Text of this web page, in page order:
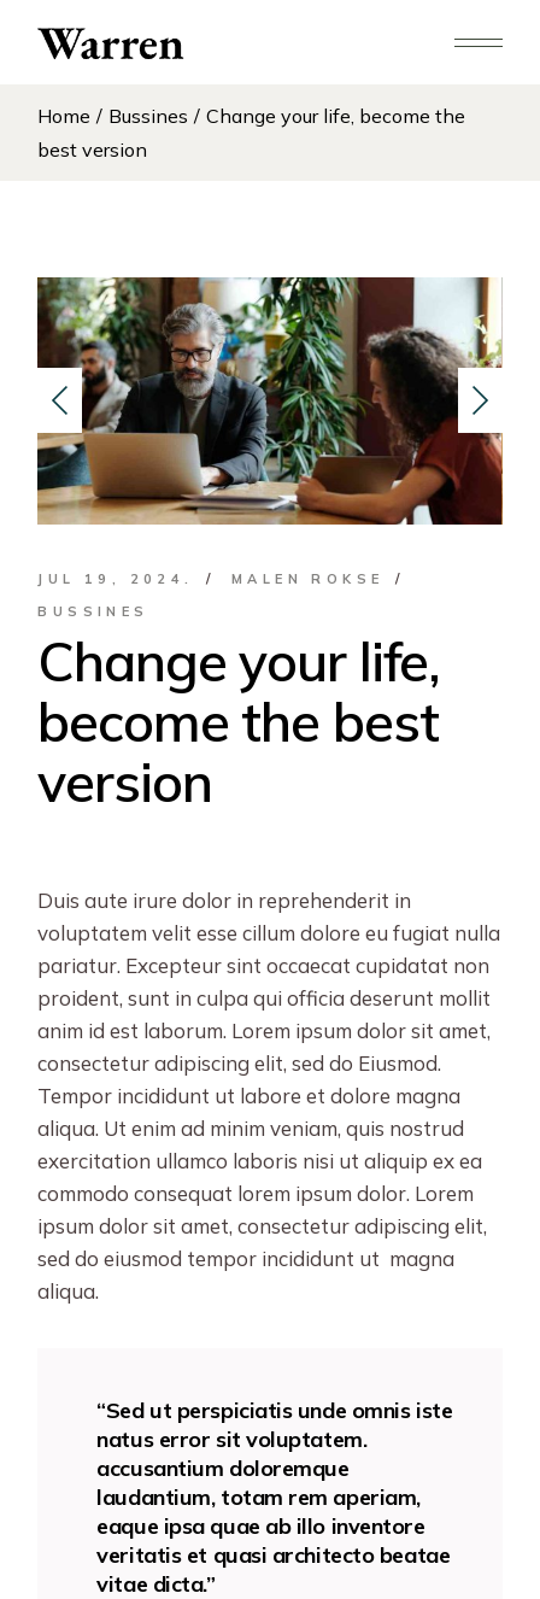
Home Bussines
Change your life, become the
best version
JUL 19, 2024.
MALEN ROKSE
BUSSINES
Change your life,
become the best
version
Duis aute irure dolor in reprehenderit in
voluptatem velit esse cillum dolore eu fugiat nulla
pariatur. Excepteur sint occaecat cupidatat non
proident, sunt in culpa qui officia deserunt mollit
anim id est laborum. Lorem ipsum dolor sit amet,
consectetur adipiscing elit, sed do Eiusmod.
Tempor incididunt ut labore et dolore magna
aliqua. Ut enim ad minim veniam, quis nostrud
exercitation ullamco laboris nisi ut aliquip ex ea
commodo consequat lorem ipsum dolor. Lorem
ipsum dolor sit amet, consectetur adipiscing elit,
sed do eiusmod tempor incididunt ut magna
aliqua.
“Sed ut perspiciatis unde omnis iste
natus error sit voluptatem.
accusantium doloremque
laudantium, totam rem aperiam,
eaque ipsa quae ab illo inventore
veritatis et quasi architecto beatae
vitae dicta.”